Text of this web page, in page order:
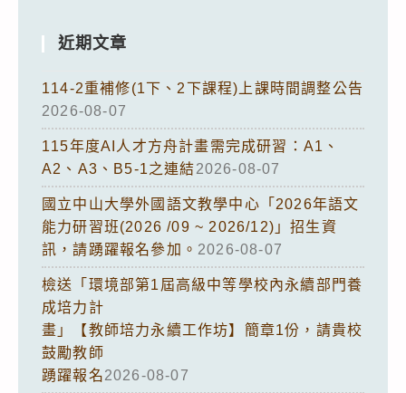
近期文章
114-2重補修(1下、2下課程)上課時間調整公告
2026-08-07
115年度AI人才方舟計畫需完成研習：A1、
A2、A3、B5-1之連結2026-08-07
國立中山大學外國語文教學中心「2026年語文
能力研習班(2026 /09 ~ 2026/12)」招生資
訊，請踴躍報名參加。 2026-08-07
檢送「環境部第1屆高級中等學校內永續部門養
成培力計
畫」【教師培力永續工作坊】簡章1份，請貴校
鼓勵教師
踴躍報名2026-08-07